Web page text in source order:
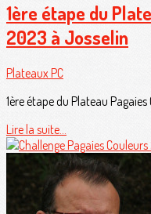
1ère étape du
2023 à Josselin
Plateaux PC
1ère étape du Plateau
Lire la suite...